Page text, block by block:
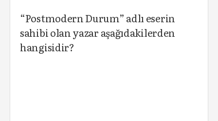
“Postmodern Durum” adlı eserin
sahibi olan yazar aşağıdakilerden
hangisidir?